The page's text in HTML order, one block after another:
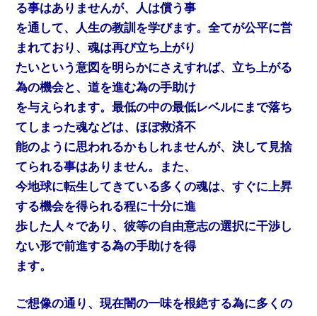
る事はありませんが、人は償う事
を通して、人生の教訓を学びます。全てが公平に営
まれており、魂は再び立ち上がり
たいという意図を明らかにさえすれば、立ち上がる
為の機会と、道を進む為の手助け
を与えられます。最低の中の最低レベルにまで落ち
てしまった魂などは、ほぼ救済不
能のように思われるかもしれませんが、決して見捨
てられる事はありません。また、
今地球に転生してきている多くの魂は、すぐに上昇
する機会を得られる程に十分に進
歩した人々であり、彼等の自由意志の選択に干渉し
ない形で前進する為の手助けを得
ます。
ご想像の通り、現在闇の一味を根絶する為に多くの